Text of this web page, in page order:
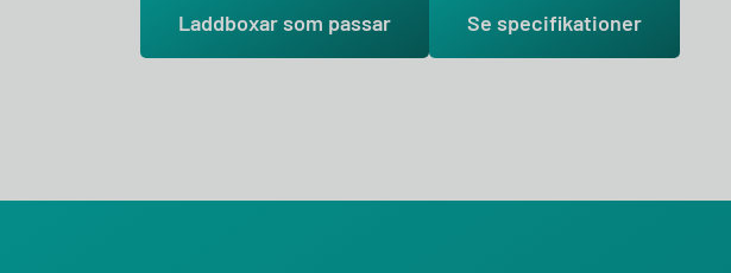
Laddboxar som passar Se specifikationer